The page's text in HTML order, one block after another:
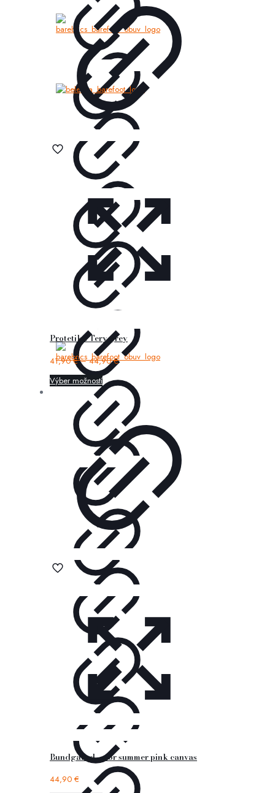
Protetika Tery grey
41,90€–44,90€
Výber možností
Bundgaard – nor summer pink canvas
44,90 €